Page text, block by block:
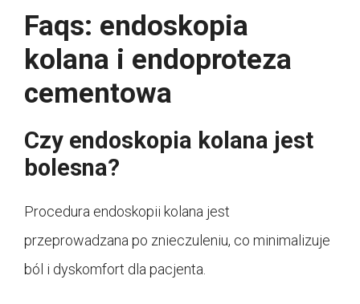
Faqs: endoskopia
kolana i endoproteza
cementowa
Czy endoskopia kolana jest
bolesna?
Procedura endoskopii kolana jest
przeprowadzana po znieczuleniu, co minimalizuje
ból i dyskomfort dla pacjenta.